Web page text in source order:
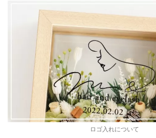
ロゴ入れについて